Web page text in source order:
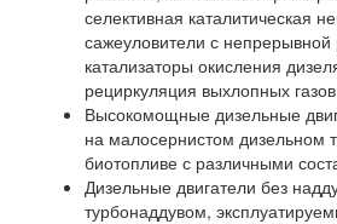
селективная каталитическая
сажеуловители с
катализаторы окисления
рециркуляция выхлопных
Высокомощные дизельные
на малосернистом дизельном
биотопливе с различными
Дизельные двигатели без
турбонаддувом,